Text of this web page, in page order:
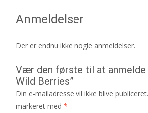
Anmeldelser
Der er endnu ikke nogle anmeldelser.
Vær den første til at anmelde
Wild Berries”
Din e-mailadresse vil ikke blive publiceret.
markeret med *